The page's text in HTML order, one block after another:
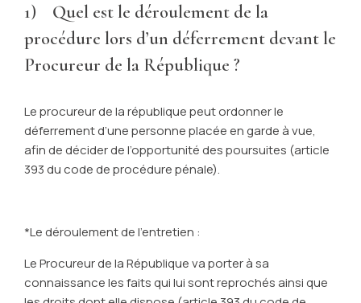
1) Quel est le déroulement de la
procédure lors d’un déferrement devant le
Procureur de la République ?
Le procureur de la république peut ordonner le
déferrement d’une personne placée en garde à vue,
afin de décider de l’opportunité des poursuites (article
393 du code de procédure pénale).
*Le déroulement de l’entretien :
Le Procureur de la République va porter à sa
connaissance les faits qui lui sont reprochés ainsi que